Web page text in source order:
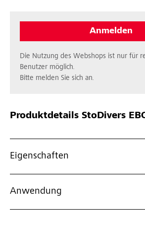
Anmelden
Die Nutzung des Webshops ist nur für
Benutzer möglich.
Bitte melden Sie sich an.
Produktdetails StoDivers
Eigenschaften
Anwendung